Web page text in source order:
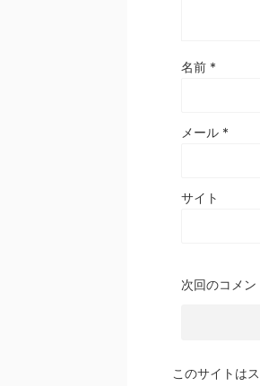
名前 *
メール *
サイト
次回のコメ
このサイトは